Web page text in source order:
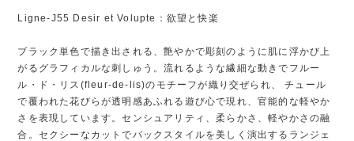
Ligne-J55 Desir et Volupte：欲望と快楽
ブラック単色で描き出される、艶やかで彫刻のように肌に浮かび上
がるグラフィカルな刺しゅう。流れるような繊細な動きでフルー
ル・ド・リス(fleur-de-lis)のモチーフが織り交ぜられ、 チュール
で覆われた花びらが透明感あふれる遊び心で現れ、官能的な軽やか
さを表現しています。センシュアリティ、柔らかさ、軽やかさの融
合。セクシーなカットでバックスタイルを美しく演出するランジェ